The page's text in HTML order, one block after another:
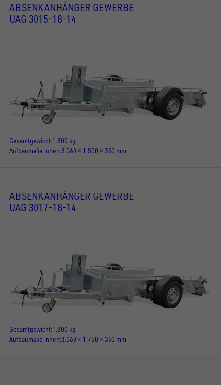
ABSENKANHÄNGER GEWERBE
UAG 3015-18-14
Gesamtgewicht 1.800 kg
Aufbaumaße innen 3.060 × 1.500 × 350 mm
ABSENKANHÄNGER GEWERBE
UAG 3017-18-14
Gesamtgewicht 1.800 kg
Aufbaumaße innen 3.060 × 1.750 × 350 mm